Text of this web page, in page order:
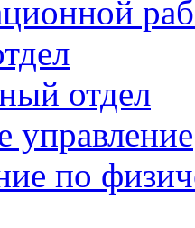
отдел
управление
по